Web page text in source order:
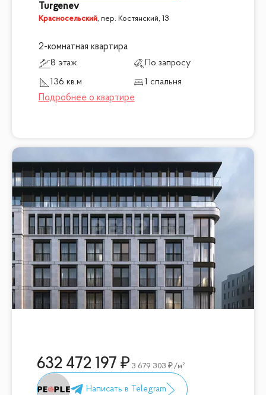
Turgenev
Красносельский, пер. Костянский, 13
2-комнатная квартира
8 этаж
По запросу
136 кв.м
1 спальня
632 472 197 3 679 303 /м²